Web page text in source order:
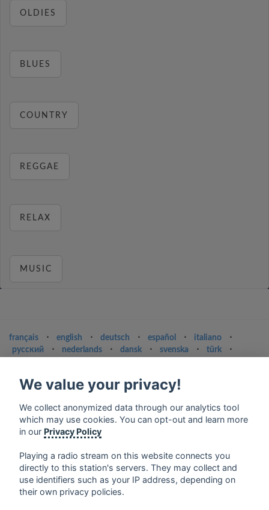
OLDIES
BLUES
COUNTRY
REGGAE
RELAX
MUSIC
français ⋅ english ⋅ deutsch ⋅ español ⋅ italiano
⋅
русский
⋅ nederlands ⋅ dansk ⋅ svenska ⋅ türk
⋅
Contact us: contact@my-radios.com
Privacy Policy
Google Play and the Google Play logo are trademarks of Google Inc.
We value your privacy!
We collect anonymized data through our analytics tool
which may use cookies. You can opt-out and learn more
in our Privacy Policy
Playing a radio stream on this website connects you
directly to this station's servers. They may collect and
use identifiers such as your IP address, depending on
their own privacy policies.